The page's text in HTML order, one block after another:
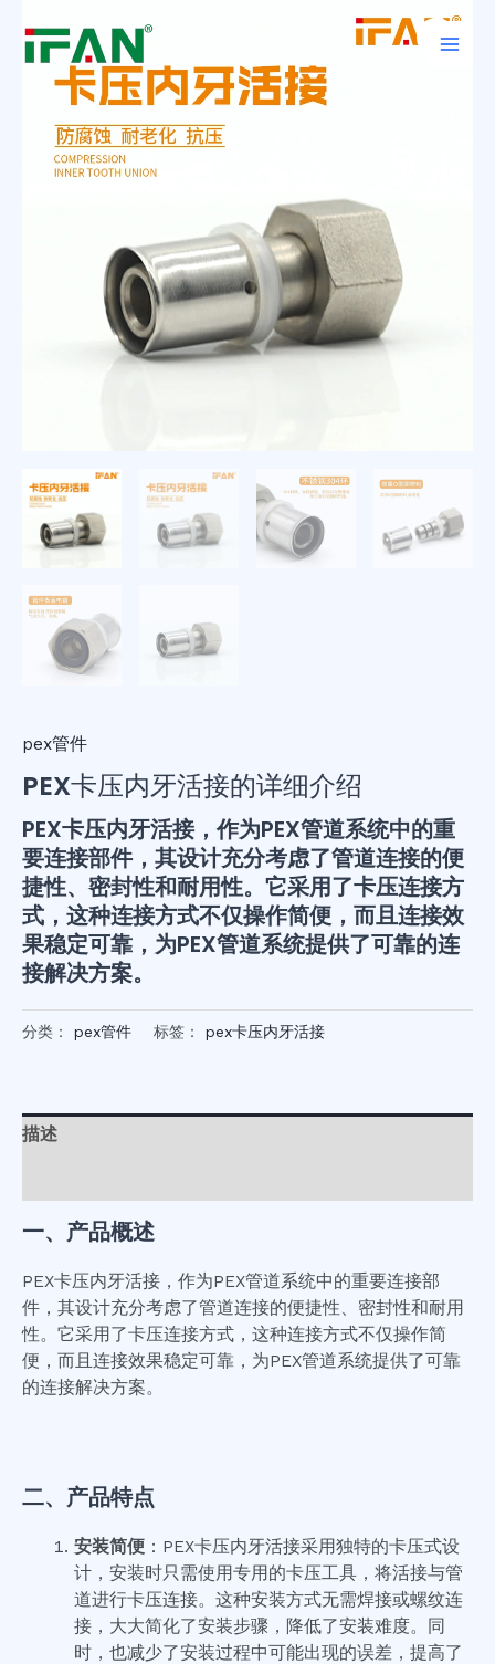
Main
pex管件
PEX卡压内牙活接的详细介绍
PEX卡压内牙活接，作为PEX管道系统中的重
要连接部件，其设计充分考虑了管道连接的便
捷性、密封性和耐用性。它采用了卡压连接方
式，这种连接方式不仅操作简便，而且连接效
果稳定可靠，为PEX管道系统提供了可靠的连
接解决方案。
分类： pex管件 标签： pex卡压内牙活接
描述
一、产品概述
PEX卡压内牙活接，作为PEX管道系统中的重要连接部
件，其设计充分考虑了管道连接的便捷性、密封性和耐用
性。它采用了卡压连接方式，这种连接方式不仅操作简
便，而且连接效果稳定可靠，为PEX管道系统提供了可靠
的连接解决方案。
二、产品特点
安装简便：PEX卡压内牙活接采用独特的卡压式设
计，安装时只需使用专用的卡压工具，将活接与管
道进行卡压连接。这种安装方式无需焊接或螺纹连
接，大大简化了安装步骤，降低了安装难度。同
时，也减少了安装过程中可能出现的误差，提高了